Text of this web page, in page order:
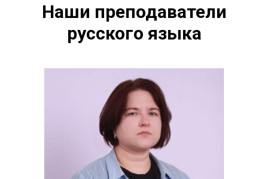
Наши преподаватели
русского языка